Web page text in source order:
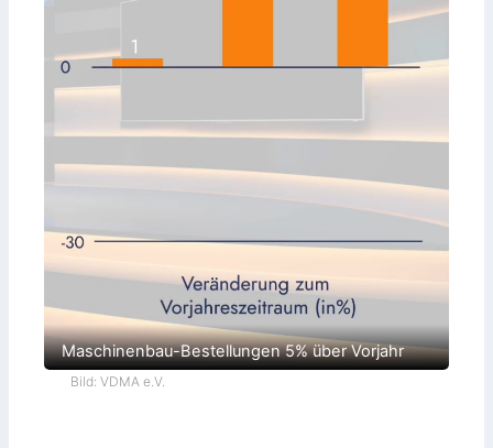
Maschinenbau-Bestellungen 5% über Vorjahr
Bild: VDMA e.V.